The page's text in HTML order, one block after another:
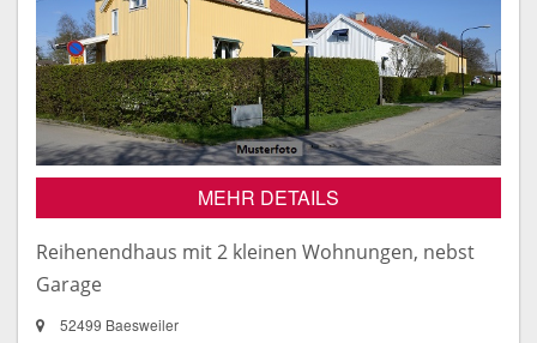
MEHR DETAILS
Reihenendhaus mit 2 kleinen Wohnungen, nebst
Garage
52499 Baesweiler